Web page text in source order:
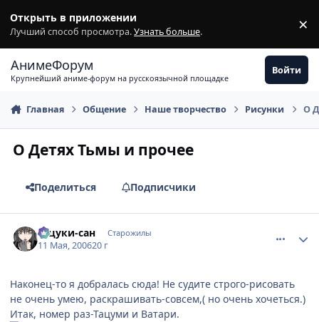
Открыть в приложении
Лучший способ просмотра.Узнать больше. ×
АнимеФорум
Крупнейший аниме-форум на русскоязычной площадке
Войти
Главная Общение Наше творчество Рисунки О
О Детях Тьмы и прочее
Поделиться Подписчики
Тацуки-сан Старожилы
11 Мая, 200620 г
Наконец-то я добралась сюда! Не судите строго-рисовать
не очень умею, раскрашивать-совсем,( но очень хочеться.)
Итак, номер раз-Тацуми и Ватари.